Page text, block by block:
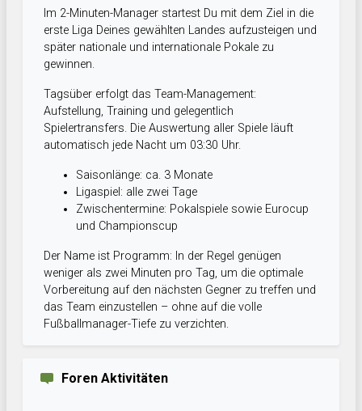
Im 2-Minuten-Manager startest Du mit dem Ziel in die
erste Liga Deines gewählten Landes aufzusteigen und
später nationale und internationale Pokale zu
gewinnen.
Tagsüber erfolgt das Team-Management:
Aufstellung, Training und gelegentlich
Spielertransfers. Die Auswertung aller Spiele läuft
automatisch jede Nacht um 03:30 Uhr.
Saisonlänge: ca. 3 Monate
Ligaspiel: alle zwei Tage
Zwischentermine: Pokalspiele sowie Eurocup
und Championscup
Der Name ist Programm: In der Regel genügen
weniger als zwei Minuten pro Tag, um die optimale
Vorbereitung auf den nächsten Gegner zu treffen und
das Team einzustellen – ohne auf die volle
Fußballmanager-Tiefe zu verzichten.
Foren Aktivitäten